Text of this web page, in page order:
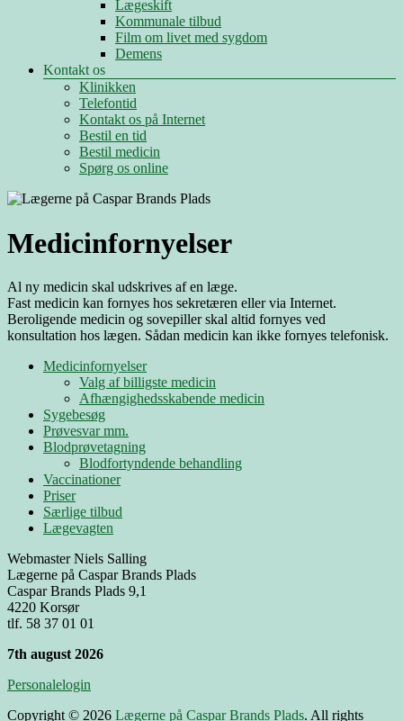
Lægeskift
Kommunale tilbud
Film om livet med sygdom
Demens
Kontakt os
Klinikken
Telefontid
Kontakt os på Internet
Bestil en tid
Bestil medicin
Spørg os online
Medicinfornyelser
Al ny medicin skal udskrives af en læge.
Fast medicin kan fornyes hos sekretæren eller via Internet.
Beroligende medicin og sovepiller skal altid fornyes ved
konsultation hos lægen. Sådan medicin kan ikke fornyes telefonisk.
Medicinfornyelser
Valg af billigste medicin
Afhængighedsskabende medicin
Sygebesøg
Prøvesvar mm.
Blodprøvetagning
Blodfortyndende behandling
Vaccinationer
Priser
Særlige tilbud
Lægevagten
Webmaster Niels Salling
Lægerne på Caspar Brands Plads
Caspar Brands Plads 9,1
4220 Korsør
tlf. 58 37 01 01
7th august 2026
Personalelogin
Copyright © 2026 Lægerne på Caspar Brands Plads. All rights